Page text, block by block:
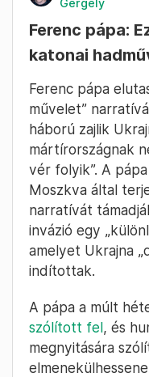
Ferenc pápa:
katonai
Ferenc pápa
művelet”
háború zajlik
mártírországnak
vér folyik”. A
Moszkva által
narratívát
invázió egy
amelyet Ukrajna
indítottak.
A pápa a múlt
szólított fel, és
megnyitására